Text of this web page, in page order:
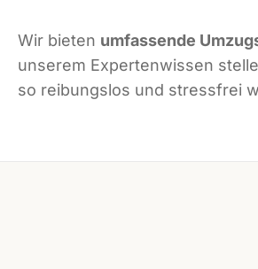
Wir bieten umfassende
unserem Expertenwissen
so reibungslos und stressfrei